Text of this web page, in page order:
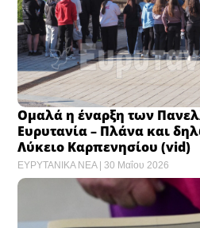
Ομαλά η έναρξη των
Ευρυτανία – Πλάνα και
Λύκειο Καρπενησίου (vid)
ΕΥΡΥΤΑΝΙΚΑ ΝΕΑ 30 Μαΐου 2026